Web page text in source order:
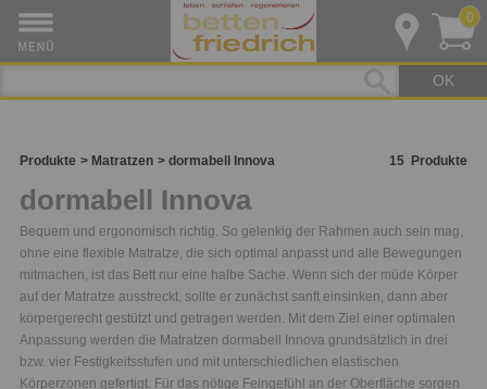
OK
0
Produkte Matratzen dormabell Innova 15 Produkte
dormabell Innova
Bequem und ergonomisch richtig. So gelenkig der Rahmen auch sein mag,
ohne eine flexible Matratze, die sich optimal anpasst und alle Bewegungen
mitmachen, ist das Bett nur eine halbe Sache. Wenn sich der müde Körper
auf der Matratze ausstreckt, sollte er zunächst sanft einsinken, dann aber
körpergerecht gestützt und getragen werden. Mit dem Ziel einer optimalen
Anpassung werden die Matratzen dormabell Innova grundsätzlich in drei
bzw. vier Festigkeitsstufen und mit unterschiedlichen elastischen
Körperzonen gefertigt. Für das nötige Feingefühl an der Oberfläche sorgen